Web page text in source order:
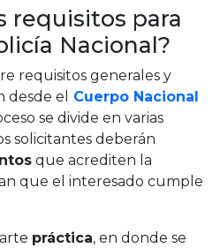
requisitos para
Nacional?
requisitos generales y
desde el
Cuerpo Nacional
se divide en varias
solicitantes deberán
que acrediten la
que el interesado cumple
práctica, en donde se